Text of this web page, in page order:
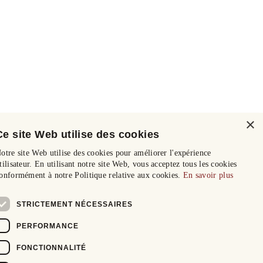
×
site Web utilise des cookies
site Web utilise des cookies pour améliorer l'expérience
En utilisant notre site Web, vous acceptez tous les cookies
à notre Politique relative aux cookies. En savoir plus
STRICTEMENT NÉCESSAIRES
PERFORMANCE
FONCTIONNALITÉ